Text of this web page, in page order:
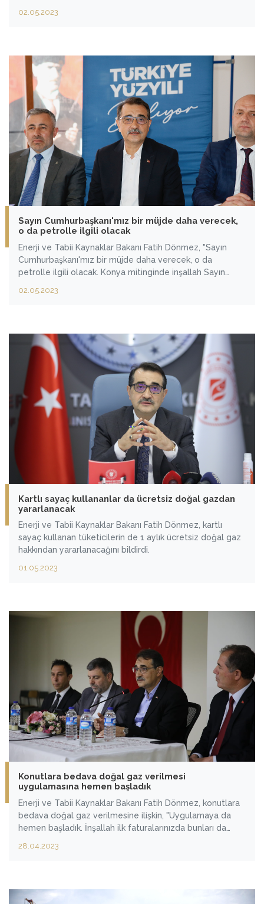
söyledi.
02.05.2023
Sayın Cumhurbaşkanı'mız bir müjde daha verecek,
o da petrolle ilgili olacak
Enerji ve Tabii Kaynaklar Bakanı Fatih Dönmez, "Sayın
Cumhurbaşkanı'mız bir müjde daha verecek, o da
petrolle ilgili olacak. Konya mitinginde inşallah Sayın
keşiflerinden birisinin müjdesini verecek." dedi.
02.05.2023
Kartlı sayaç kullananlar da ücretsiz doğal gazdan
yararlanacak
Enerji ve Tabii Kaynaklar Bakanı Fatih Dönmez, kartlı
sayaç kullanan tüketicilerin de 1 aylık ücretsiz doğal gaz
hakkından yararlanacağını bildirdi.
01.05.2023
Konutlara bedava doğal gaz verilmesi
uygulamasına hemen başladık
Enerji ve Tabii Kaynaklar Bakanı Fatih Dönmez, konutlara
bedava doğal gaz verilmesine ilişkin, "Uygulamaya da
hemen başladık. İnşallah ilk faturalarınızda bunları da
28.04.2023